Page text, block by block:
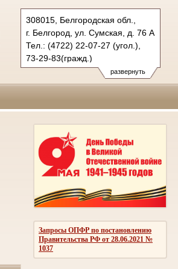
развернуть
308015, Белгородская обл.,
г. Белгород, ул. Сумская, д. 76 А
Тел.: (4722) 22-07-27 (угол.),
73-29-83(гражд.)
oktiabrsky.blg@sudrf.ru
Запросы ОПФР по постановлению
Правительства РФ от 28.06.2021 №
1037